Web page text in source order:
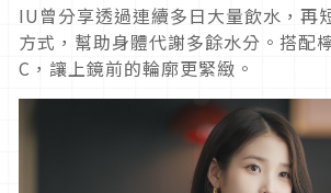
IU曾分享透過連續多日大量飲水，再
方式，幫助身體代謝多餘水分。搭配
C，讓上鏡前的輪廓更緊緻。